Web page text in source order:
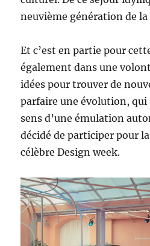
neuvième génération de la
Et c’est en partie pour
également dans une
idées pour trouver de
parfaire une évolution, qui
sens d’une émulation
décidé de participer pour
célèbre Design week.